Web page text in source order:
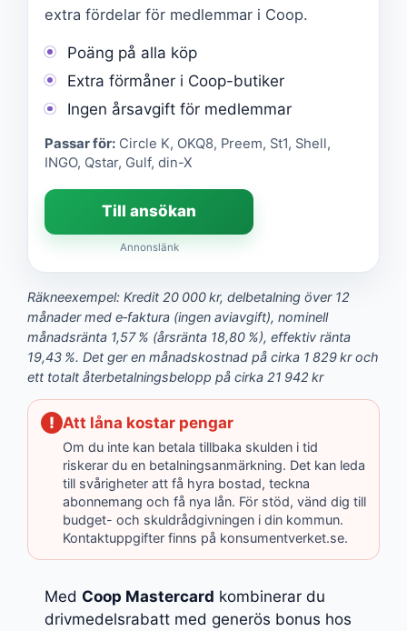
extra fördelar för medlemmar i Coop.
Poäng på alla köp
Extra förmåner i Coop-butiker
Ingen årsavgift för medlemmar
Passar för: Circle K, OKQ8, Preem, St1, Shell,
INGO, Qstar, Gulf, din-X
Till ansökan
Annonslänk
Räkneexempel: Kredit 20 000 kr, delbetalning över 12
månader med e‑faktura (ingen aviavgift), nominell
månadsränta 1,57 % (årsränta 18,80 %), effektiv ränta
19,43 %. Det ger en månadskostnad på cirka 1 829 kr och
ett totalt återbetalningsbelopp på cirka 21 942 kr
! Att låna kostar pengar
Om du inte kan betala tillbaka skulden i tid
riskerar du en betalningsanmärkning. Det kan leda
till svårigheter att få hyra bostad, teckna
abonnemang och få nya lån. För stöd, vänd dig till
budget- och skuldrådgivningen i din kommun.
Kontaktuppgifter finns på konsumentverket.se.
MedCoop Mastercard kombinerar du
drivmedelsrabatt med generös bonus hos